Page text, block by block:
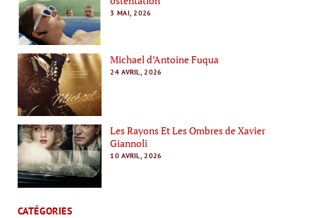
3 MAI, 2026
Michael d’Antoine Fuqua
24 AVRIL, 2026
Les Rayons Et Les Ombres de Xavier
Giannoli
10 AVRIL, 2026
CATÉGORIES